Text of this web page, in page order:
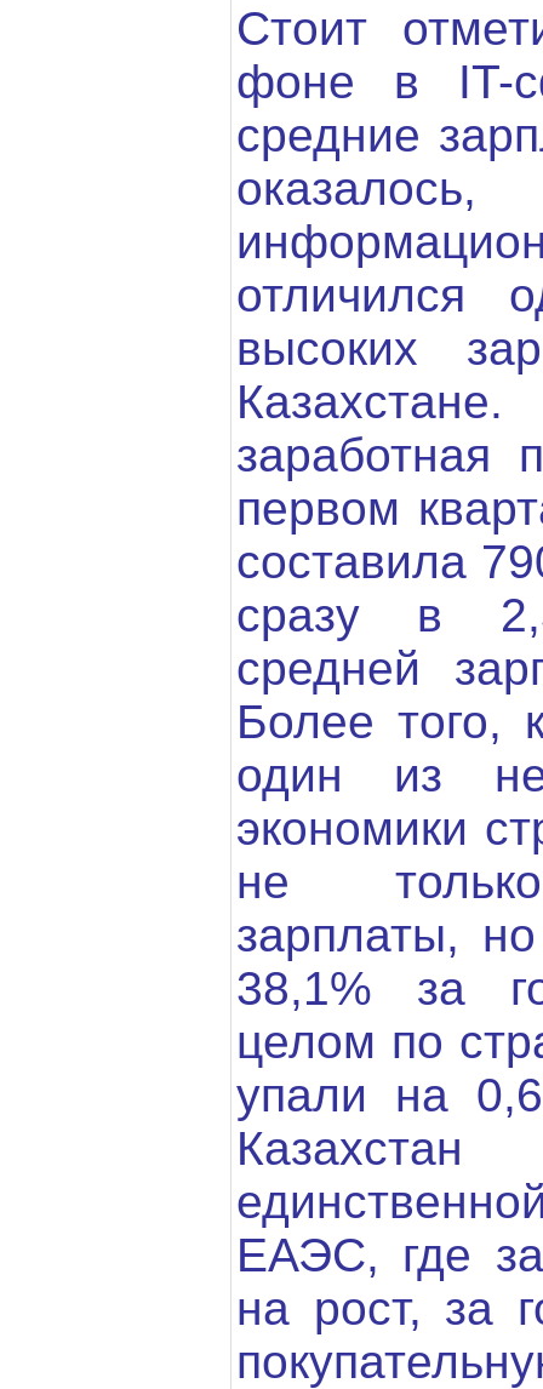
Стоит
фоне в IT-
средние
отличился
высоких
заработная
первом
составила
сразу в
средней
Более того,
один из
экономики
не
зарплаты,
38,1% за
целом по
упали на
ЕАЭС, где
на рост, за